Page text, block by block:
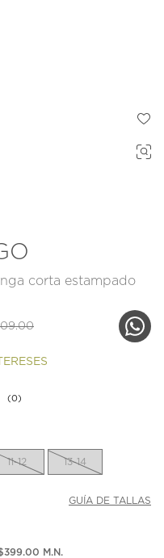
corta estampado
Sin
la
misma
(0)
11-12 13-14
GUÍA DE TALLAS
M.N.